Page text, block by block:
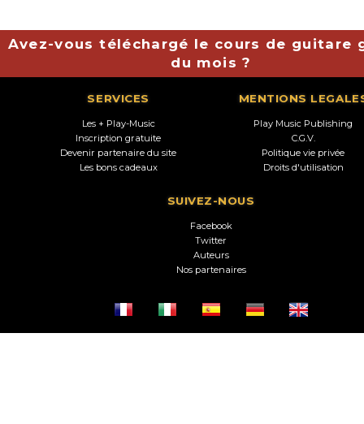
Avez-vous téléchargé le cours de guitare
du mois ?
SERVICES
Les + Play-Music
Inscription gratuite
Devenir partenaire du site
Les bons cadeaux
MENTIONS
Play Music Publishing
C.G.V.
Politique vie privée
Droits d'utilisation
SUIVEZ-NOUS
Facebook
Twitter
Auteurs
Nos partenaires